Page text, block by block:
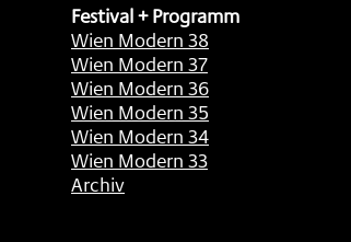
Festival + Programm
Wien Modern 38
Wien Modern 37
Wien Modern 36
Wien Modern 35
Wien Modern 34
Wien Modern 33
Archiv